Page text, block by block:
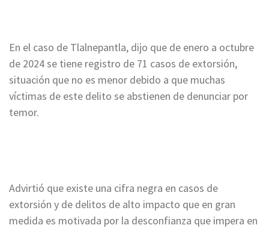
En el caso de Tlalnepantla, dijo que de enero a octubre
de 2024 se tiene registro de 71 casos de extorsión,
situación que no es menor debido a que muchas
víctimas de este delito se abstienen de denunciar por
temor.
Advirtió que existe una cifra negra en casos de
extorsión y de delitos de alto impacto que en gran
medida es motivada por la desconfianza que impera en